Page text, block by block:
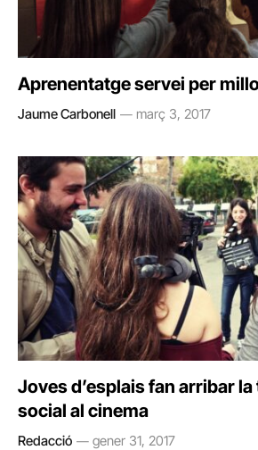
Aprenentatge servei per
Jaume Carbonell març 3, 2017
Joves d’esplais fan arribar
social al cinema
Redacció gener 31, 2017